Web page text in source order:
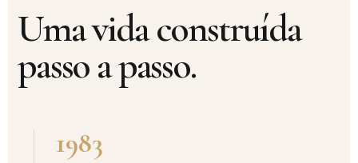
Uma vida construída
passo a passo.
1983